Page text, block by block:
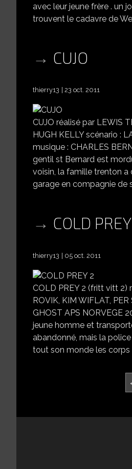
avec leur jeune frère . un
trouvent le cadavre de
CUJO
thierry13 23 oct. 2011
CUJO réalisé par LEWIS
HUGH KELLY scénario :
musique : CHARLES
gentil st Bernard est
voisin, la famille trenton
garage en compagnie de
COLD
thierry13 05 oct. 2011
COLD PREY 2 (fritt vitt 2)
ROVIK, KIM WIFLAT,
GHOST APS NORVEGE
jeune homme et
abandonné, mais la police
tout son monde les corps